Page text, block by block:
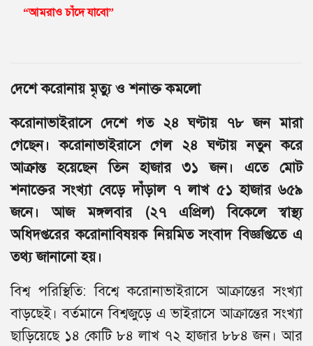
“আমরাও চাঁদে যাবো”
দেশে করোনায় মৃত্যু ও শনাক্ত কমলো
করোনাভাইরাসে দেশে গত ২৪ ঘণ্টায় ৭৮ জন মারা
গেছেন। করোনাভাইরাসে গেল ২৪ ঘণ্টায় নতুন করে
আক্রান্ত হয়েছেন তিন হাজার ৩১ জন। এতে মোট
শনাক্তের সংখ্যা বেড়ে দাঁড়াল ৭ লাখ ৫১ হাজার ৬৫৯
জনে। আজ মঙ্গলবার (২৭ এপ্রিল) বিকেলে স্বাস্থ্য
অধিদপ্তরের করোনাবিষয়ক নিয়মিত সংবাদ বিজ্ঞপ্তিতে এ
তথ্য জানানো হয়।
বিশ্ব পরিস্থিতি: বিশ্বে করোনাভাইরাসে আক্রান্তের সংখ্যা
বাড়ছেই। বর্তমানে বিশ্বজুড়ে এ ভাইরাসে আক্রান্তের সংখ্যা
ছাড়িয়েছে ১৪ কোটি ৮৪ লাখ ৭২ হাজার ৮৮৪ জন। আর